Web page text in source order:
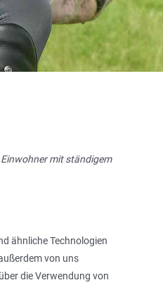
mit ständigem
ähnliche Technologien
von uns
die Verwendung von